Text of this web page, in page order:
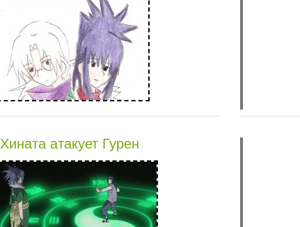
Хината атакует Гурен